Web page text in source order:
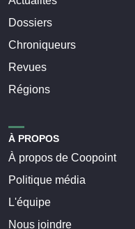
Dossiers
Chroniqueurs
Revues
Régions
À PROPOS
À propos de Coopoint
Politique média
L'équipe
Nous joindre